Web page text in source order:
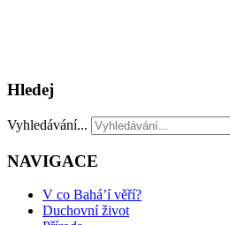
Hledej
Vyhledávání...
NAVIGACE
V co Bahá’í věří?
Duchovní život